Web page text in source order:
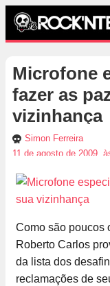
Microfone
fazer as
vizinhança
Simon Ferreira
11 de agosto de 2009,
Como são poucos
Roberto Carlos
da lista dos
reclamações de